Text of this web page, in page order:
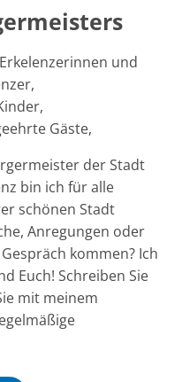
und
Gäste,
der Stadt
bin ich für alle
schönen Stadt
Anregungen oder
kommen? Ich
Euch! Schreiben Sie
mit meinem